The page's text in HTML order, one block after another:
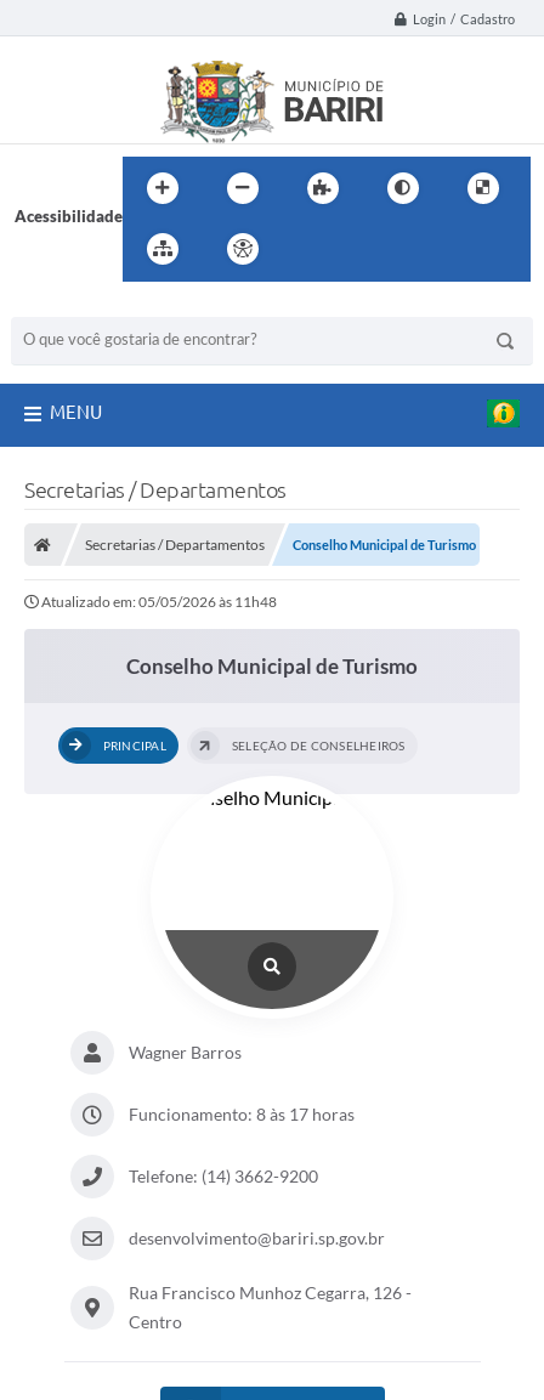
Login / Cadastro
Acessibilidade
MENU
Secretarias / Departamentos
Secretarias / Departamentos Conselho Municipal de Turismo
Atualizado em: 05/05/2026 às 11h48
Conselho Municipal de Turismo
PRINCIPAL SELEÇÃO DE CONSELHEIROS
Wagner Barros
Funcionamento: 8 às 17 horas
Telefone: (14) 3662-9200
desenvolvimento@bariri.sp.gov.br
Rua Francisco Munhoz Cegarra, 126 -
Centro